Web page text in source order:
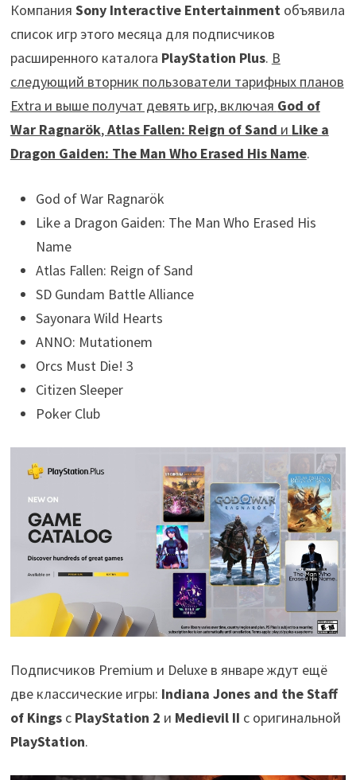
Компания Sony Interactive Entertainment объявила
список игр этого месяца для подписчиков
расширенного каталога PlayStation Plus. В
следующий вторник пользователи тарифных планов
Extra и выше получат девять игр, включая God of
War Ragnarök,Atlas Fallen: Reign of Sand и Like a
Dragon Gaiden: The Man Who Erased His Name.
God of War Ragnarök
Like a Dragon Gaiden: The Man Who Erased His
Name
Atlas Fallen: Reign of Sand
SD Gundam Battle Alliance
Sayonara Wild Hearts
ANNO: Mutationem
Orcs Must Die! 3
Citizen Sleeper
Poker Club
Подписчиков Premium и Deluxe в январе ждут ещё
две классические игры: Indiana Jones and the Staff
of Kings сPlayStation 2 и Medievil II с оригинальной
PlayStation.